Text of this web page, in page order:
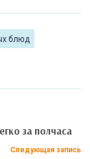
блюд
за полчаса
Следующая запись